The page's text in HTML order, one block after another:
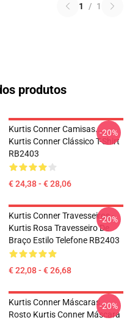
1 / 1
produtos
Kurtis Conner Camisas...
Kurtis Conner Clássico T-Shirt
RB2403
€ 24,38 - € 28,06
-20%
Kurtis Conner Travesseiros -
Kurtis Rosa Travesseiro De
Braço Estilo Telefone RB2403
€ 22,08 - € 26,68
-20%
Kurtis Conner Máscaras
Rosto Kurtis Conner Máscara
-20%